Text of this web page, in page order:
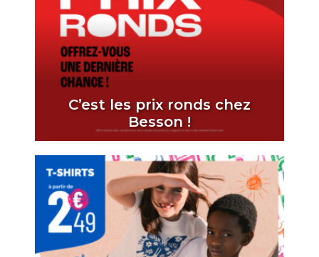
C’est les prix ronds chez
Besson !